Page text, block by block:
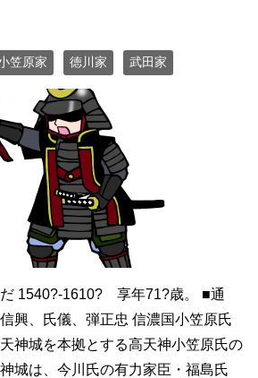
笠原家 徳川家 武田家
1540?-1610? 享年71?歳。 ■通
興、氏儀、弾正忠 信濃国小笠原氏
神城を本拠とする高天神小笠原氏の
城は、今川氏の有力家臣・福島氏